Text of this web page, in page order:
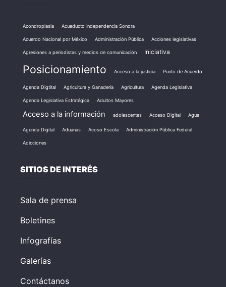
Acondroplasia Acueducto Independencia Sonora
Acuerdo Nacional por México Administración Pública Acciones legislativas
Agresiones a periodistas y medios de comunicación Iniciativa
Posicionamiento Acceso a la justicia Punto de Acuerdo
Agenda Digtital Agricultura y Ganadería Agricultura Agenda Legislativa
Agenda Legislativa Estratégica Adultos Mayores
Acceso a la información adolescentes Acceso Digital Agua
Agenda Digital Aduanas Acoso Escola Administración Pública Federal
Adicciones
SITIOS DE INTERÉS
Sala de prensa
Boletines
Infografías
Galerías
Contáctanos